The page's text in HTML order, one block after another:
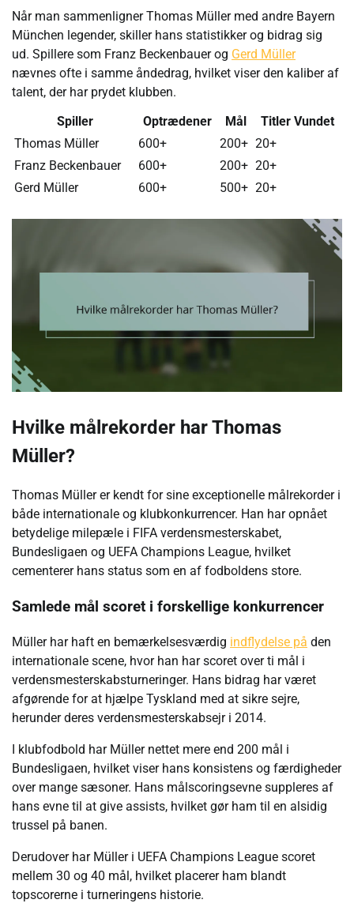
Når man sammenligner Thomas Müller med andre Bayern
München legender, skiller hans statistikker og bidrag sig
ud. Spillere som Franz Beckenbauer og Gerd Müller
nævnes ofte i samme åndedrag, hvilket viser den kaliber af
talent, der har prydet klubben.
Spiller
Optrædener Mål
Titler Vundet
Thomas Müller
600+ 200+ 20+
Franz Beckenbauer
600+ 200+ 20+
Gerd Müller
600+ 500+ 20+
Hvilke målrekorder har Thomas
Müller?
Thomas Müller er kendt for sine exceptionelle målrekorder i
både internationale og klubkonkurrencer. Han har opnået
betydelige milepæle i FIFA verdensmesterskabet,
Bundesligaen og UEFA Champions League, hvilket
cementerer hans status som en af fodboldens store.
Samlede mål scoret i forskellige konkurrencer
Müller har haft en bemærkelsesværdig indflydelse på den
internationale scene, hvor han har scoret over ti mål i
verdensmesterskabsturneringer. Hans bidrag har været
afgørende for at hjælpe Tyskland med at sikre sejre,
herunder deres verdensmesterskabsejr i 2014.
I klubfodbold har Müller nettet mere end 200 mål i
Bundesligaen, hvilket viser hans konsistens og færdigheder
over mange sæsoner. Hans målscoringsevne suppleres af
hans evne til at give assists, hvilket gør ham til en alsidig
trussel på banen.
Derudover har Müller i UEFA Champions League scoret
mellem 30 og 40 mål, hvilket placerer ham blandt
topscorerne i turneringens historie.